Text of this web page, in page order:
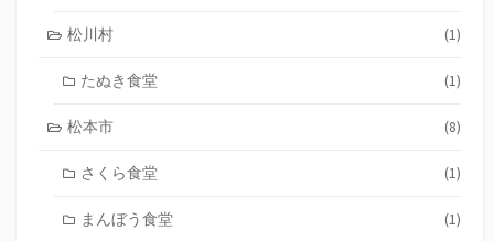
松川村 (1)
たぬき食堂 (1)
松本市 (8)
さくら食堂 (1)
まんぼう食堂 (1)